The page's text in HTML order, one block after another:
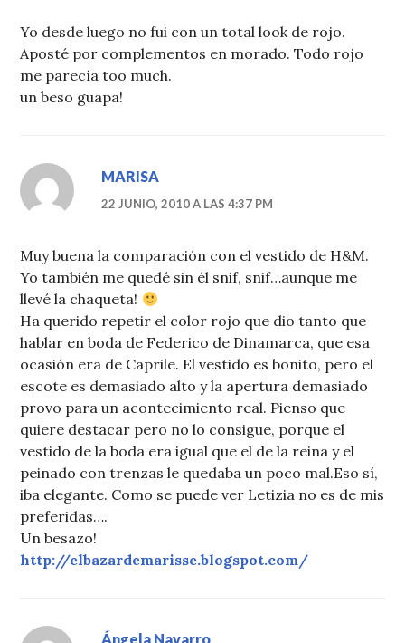
Yo desde luego no fui con un total look de rojo.
Aposté por complementos en morado. Todo rojo
me parecía too much.
un beso guapa!
MARISA
22 JUNIO, 2010 A LAS 4:37 PM
Muy buena la comparación con el vestido de H&M.
Yo también me quedé sin él snif, snif…aunque me
llevé la chaqueta!
Ha querido repetir el color rojo que dio tanto que
hablar en boda de Federico de Dinamarca, que esa
ocasión era de Caprile. El vestido es bonito, pero el
escote es demasiado alto y la apertura demasiado
provo para un acontecimiento real. Pienso que
quiere destacar pero no lo consigue, porque el
vestido de la boda era igual que el de la reina y el
peinado con trenzas le quedaba un poco mal.Eso sí,
iba elegante. Como se puede ver Letizia no es de mis
preferidas….
Un besazo!
http://elbazardemarisse.blogspot.com/
Ángela Navarro